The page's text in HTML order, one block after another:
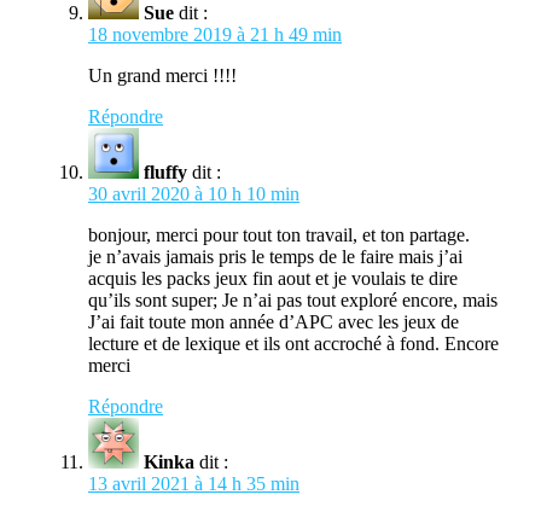
Sue dit :
18 novembre 2019 à 21 h 49 min
Un grand merci !!!!
Répondre
fluffy dit :
30 avril 2020 à 10 h 10 min
bonjour, merci pour tout ton travail, et ton partage.
je n’avais jamais pris le temps de le faire mais j’ai
acquis les packs jeux fin aout et je voulais te dire
qu’ils sont super; Je n’ai pas tout exploré encore, mais
J’ai fait toute mon année d’APC avec les jeux de
lecture et de lexique et ils ont accroché à fond. Encore
merci
Répondre
Kinka dit :
13 avril 2021 à 14 h 35 min